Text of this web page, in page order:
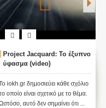
Αυτός ο μεγάλος
φιλάνθρωπος
προειδοποίησε ότι το
χειρότερο κύμα έρχεται
τώρα με την μετάλλαξη
όμικρον ....
ΣΕ ΕΥΧΑΡΙΣΤΟΥΜΕ.... Bill Το
iokh.gr δημοσιεύει κάθε σχόλιο το